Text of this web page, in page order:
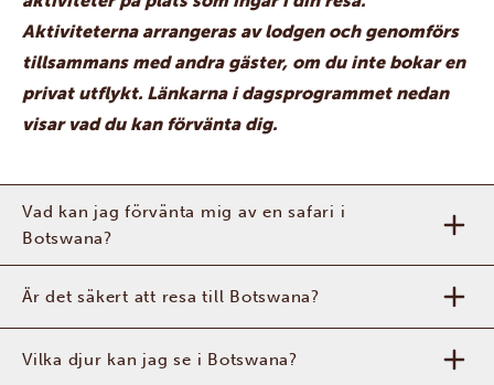
Aktiviteterna arrangeras av lodgen och genomförs
tillsammans med andra gäster, om du inte bokar en
privat utflykt. Länkarna i dagsprogrammet nedan
visar vad du kan förvänta dig.
Vad kan jag förvänta mig av en safari i
Botswana?
Är det säkert att resa till Botswana?
Vilka djur kan jag se i Botswana?